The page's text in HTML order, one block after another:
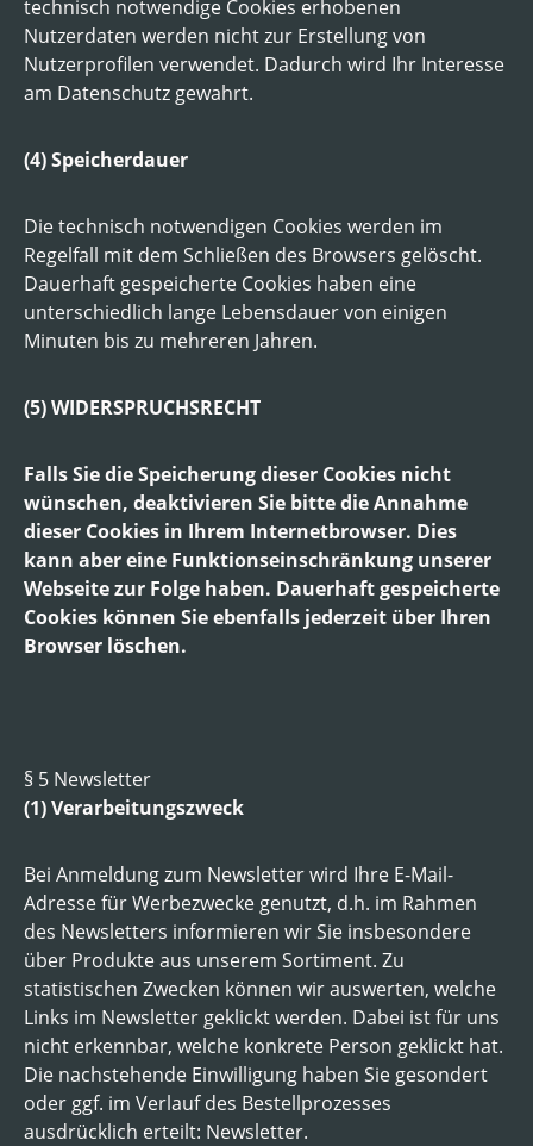
technisch notwendige Cookies erhobenen
Nutzerdaten werden nicht zur Erstellung von
Nutzerprofilen verwendet. Dadurch wird Ihr Interesse
am Datenschutz gewahrt.
(4) Speicherdauer
Die technisch notwendigen Cookies werden im
Regelfall mit dem Schließen des Browsers gelöscht.
Dauerhaft gespeicherte Cookies haben eine
unterschiedlich lange Lebensdauer von einigen
Minuten bis zu mehreren Jahren.
(5) WIDERSPRUCHSRECHT
Falls Sie die Speicherung dieser Cookies nicht
wünschen, deaktivieren Sie bitte die Annahme
dieser Cookies in Ihrem Internetbrowser. Dies
kann aber eine Funktionseinschränkung unserer
Webseite zur Folge haben. Dauerhaft gespeicherte
Cookies können Sie ebenfalls jederzeit über Ihren
Browser löschen.
§ 5 Newsletter
(1) Verarbeitungszweck
Bei Anmeldung zum Newsletter wird Ihre E-Mail-
Adresse für Werbezwecke genutzt, d.h. im Rahmen
des Newsletters informieren wir Sie insbesondere
über Produkte aus unserem Sortiment. Zu
statistischen Zwecken können wir auswerten, welche
Links im Newsletter geklickt werden. Dabei ist für uns
nicht erkennbar, welche konkrete Person geklickt hat.
Die nachstehende Einwilligung haben Sie gesondert
oder ggf. im Verlauf des Bestellprozesses
ausdrücklich erteilt: Newsletter.